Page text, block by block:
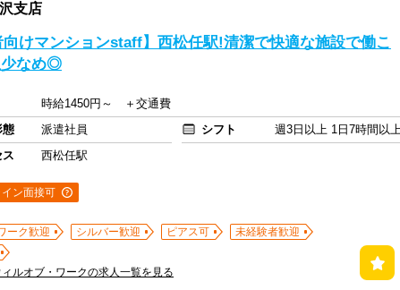
支店
向けマンションstaff】西松任駅!清潔で快適な施設で働こ
少なめ◎
時給1450円～ ＋交通費
態
派遣社員 シフト
週3日以上 1日7時間以
ス
西松任駅
ン面接可
ーク歓迎 シルバー歓迎 ピアス可
未経験者歓迎
ルオブ・ワークの求人一覧を見る